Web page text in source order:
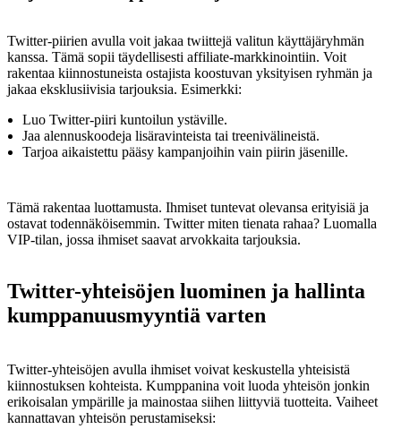
Twitter-piirien avulla voit jakaa twiittejä valitun käyttäjäryhmän
kanssa. Tämä sopii täydellisesti affiliate-markkinointiin. Voit
rakentaa kiinnostuneista ostajista koostuvan yksityisen ryhmän ja
jakaa eksklusiivisia tarjouksia. Esimerkki:
Luo Twitter-piiri kuntoilun ystäville.
Jaa alennuskoodeja lisäravinteista tai treenivälineistä.
Tarjoa aikaistettu pääsy kampanjoihin vain piirin jäsenille.
Tämä rakentaa luottamusta. Ihmiset tuntevat olevansa erityisiä ja
ostavat todennäköisemmin. Twitter miten tienata rahaa? Luomalla
VIP-tilan, jossa ihmiset saavat arvokkaita tarjouksia.
Twitter-yhteisöjen luominen ja hallinta
kumppanuusmyyntiä varten
Twitter-yhteisöjen avulla ihmiset voivat keskustella yhteisistä
kiinnostuksen kohteista. Kumppanina voit luoda yhteisön jonkin
erikoisalan ympärille ja mainostaa siihen liittyviä tuotteita. Vaiheet
kannattavan yhteisön perustamiseksi: